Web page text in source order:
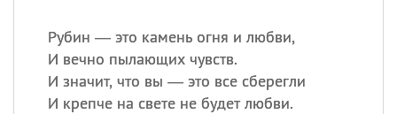
Рубин — это камень огня и любви,
И вечно пылающих чувств.
И значит, что вы — это все сберегли
И крепче на свете не будет любви.